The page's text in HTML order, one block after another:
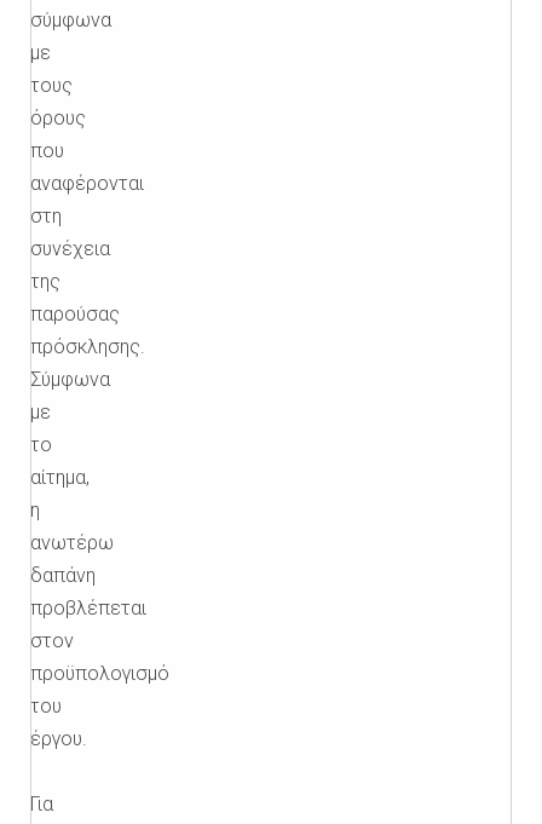
σύμφωνα
με
τους
όρους
που
αναφέρονται
στη
συνέχεια
της
παρούσας
πρόσκλησης.
Σύμφωνα
με
το
αίτημα,
η
ανωτέρω
δαπάνη
προβλέπεται
στον
προϋπολογισμό
του
έργου.
Για